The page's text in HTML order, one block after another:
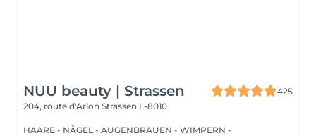
NUU beauty | Strassen
425
204, route d'Arlon Strassen L-8010
HAARE - NÄGEL - AUGENBRAUEN - WIMPERN -